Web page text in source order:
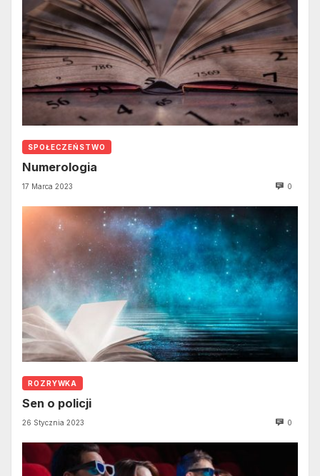
SPOŁECZEŃSTWO
Numerologia
17 Marca 2023 0
ROZRYWKA
Sen o policji
26 Stycznia 2023 0